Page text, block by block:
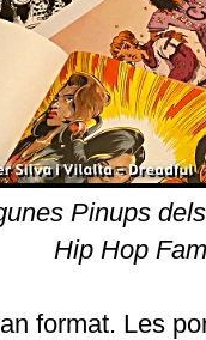
Pinups
Hip Hop
format. Les